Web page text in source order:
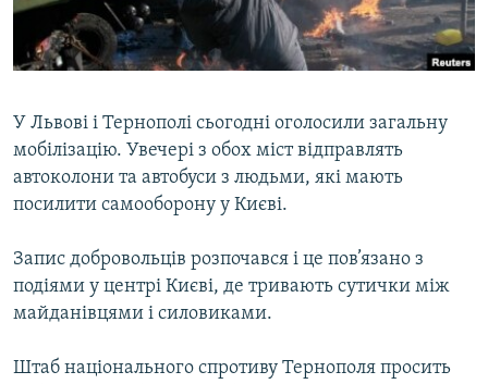
ВІДЕОУРОКИ «ELIFBE»
СВІДЧЕННЯ ОКУПАЦІЇ
ІНФОГРАФІКА
Русский
Qırımtatar
ДОЛУЧАЙСЯ!
У Львові і Тернополі сьогодні оголосили загальну
мобілізацію. Увечері з обох міст відправлять
автоколони та автобуси з людьми, які мають
посилити самооборону у Києві.
Запис добровольців розпочався і це пов’язано з
подіями у центрі Києві, де тривають сутички між
майданівцями і силовиками.
Штаб національного спротиву Тернополя просить